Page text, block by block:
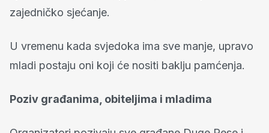
zajedničko sjećanje.
U vremenu kada svjedoka ima sve manje, upravo
mladi postaju oni koji će nositi baklju pamćenja.
Poziv građanima, obiteljima i mladima